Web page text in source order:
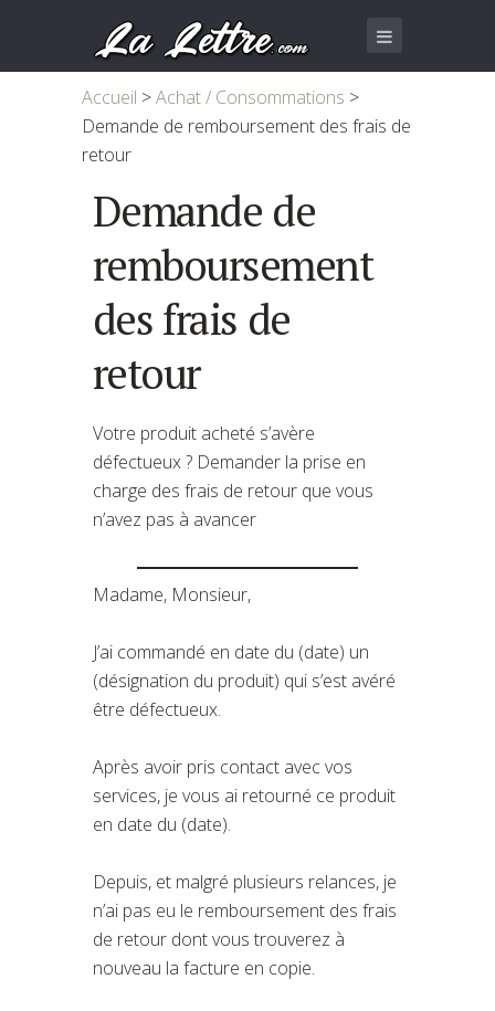
Accueil >Achat / Consommations >
Demande de remboursement des frais de
retour
Demande de
remboursement
des frais de
retour
Votre produit acheté s’avère
défectueux ? Demander la prise en
charge des frais de retour que vous
n’avez pas à avancer
Madame, Monsieur,
J’ai commandé en date du (date) un
(désignation du produit) qui s’est avéré
être défectueux.
Après avoir pris contact avec vos
services, je vous ai retourné ce produit
en date du (date).
Depuis, et malgré plusieurs relances, je
n’ai pas eu le remboursement des frais
de retour dont vous trouverez à
nouveau la facture en copie.